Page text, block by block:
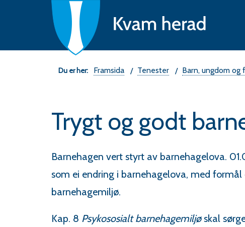
Du
her:
Framsida Tenester Barn, ungdom og
Trygt og godt
Barnehagen vert styrt av barnehagelova.
som ei endring i barnehagelova, med
barnehagemiljø.
Kap. 8 Psykososialt barnehagemiljø skal